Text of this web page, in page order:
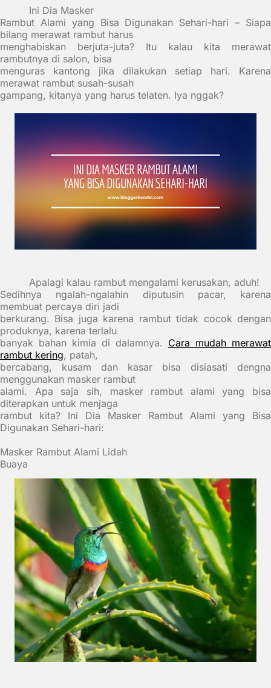
Ini Dia Masker
Rambut Alami yang Bisa Digunakan Sehari-hari – Siapa
bilang merawat rambut harus
menghabiskan berjuta-juta? Itu kalau kita merawat
rambutnya di salon, bisa
menguras kantong jika dilakukan setiap hari. Karena
merawat rambut susah-susah
gampang, kitanya yang harus telaten. Iya nggak?
Apalagi kalau rambut mengalami kerusakan, aduh!
Sedihnya ngalah-ngalahin diputusin pacar, karena
membuat percaya diri jadi
berkurang. Bisa juga karena rambut tidak cocok dengan
produknya, karena terlalu
banyak bahan kimia di dalamnya. Cara mudah merawat
rambut kering, patah,
bercabang, kusam dan kasar bisa disiasati dengna
menggunakan masker rambut
alami. Apa saja sih, masker rambut alami yang bisa
diterapkan untuk menjaga
rambut kita? Ini Dia Masker Rambut Alami yang Bisa
Digunakan Sehari-hari:
Masker Rambut Alami Lidah
Buaya